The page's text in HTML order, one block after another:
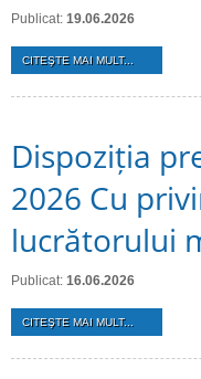
Publicat: 19.06.2026
CITEŞTE MAI MULT...
Dispoziția
2026 Cu
lucrătorului
Publicat: 16.06.2026
CITEŞTE MAI MULT...